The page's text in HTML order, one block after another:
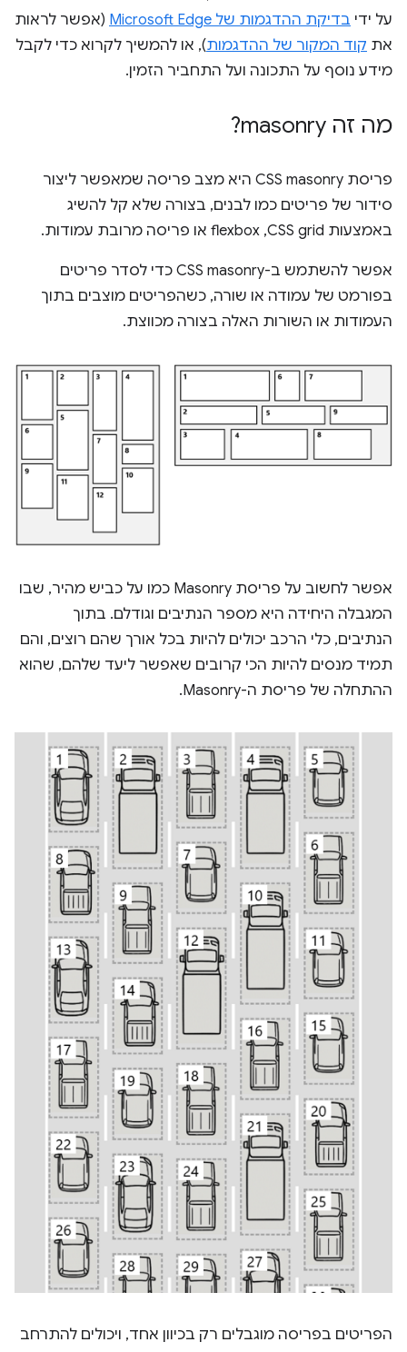
על ידי בדיקת ההדגמות של Microsoft Edge
(אפשר לראות
את קוד המקור של ההדגמות), או להמשיך לקרוא כדי לקבל
מידע נוסף על התכונה ועל התחביר הזמין.
מה זה masonry?
פריסת CSS masonry היא מצב פריסה שמאפשר ליצור
סידור של פריטים כמו לבנים, בצורה שלא קל להשיג
באמצעות CSS grid,‏ flexbox או פריסה מרובת עמודות.
אפשר להשתמש ב-CSS masonry כדי לסדר פריטים
בפורמט של עמודה או שורה, כשהפריטים מוצבים בתוך
העמודות או השורות האלה בצורה מכווצת.
אפשר לחשוב על פריסת Masonry כמו על כביש מהיר, שבו
המגבלה היחידה היא מספר הנתיבים וגודלם. בתוך
הנתיבים, כלי הרכב יכולים להיות בכל אורך שהם רוצים, והם
תמיד מנסים להיות הכי קרובים שאפשר ליעד שלהם, שהוא
ההתחלה של פריסת ה-Masonry.
הפריטים בפריסה מוגבלים רק בכיוון אחד, ויכולים להתרחב